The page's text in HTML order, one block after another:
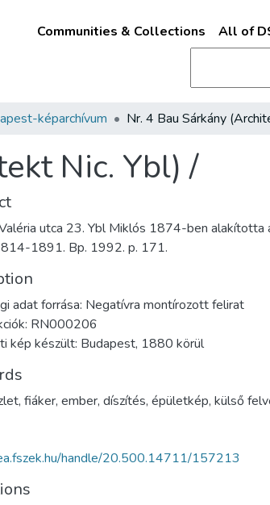
Communities & Collections All of
képarchívum
Nic. Ybl) /
utca 23. Ybl Miklós 1874-ben alakította
1891. Bp. 1992. p. 171.
adat forrása: Negatívra montírozott felirat
RN000206
kép készült: Budapest, 1880 körül
, fiáker, ember, díszítés, épületkép, külső
handle/20.500.14711/157213